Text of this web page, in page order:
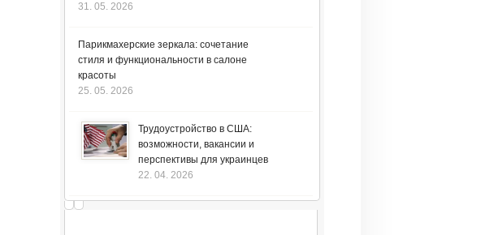
31. 05. 2026
Парикмахерские зеркала: сочетание
стиля и функциональности в салоне
красоты
25. 05. 2026
Трудоустройство в США:
возможности, вакансии и
перспективы для украинцев
22. 04. 2026